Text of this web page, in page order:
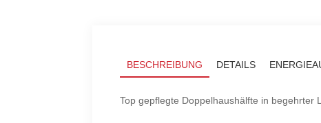
BESCHREIBUNG DETAILS
Top gepflegte Doppelhaushälfte in begehrter